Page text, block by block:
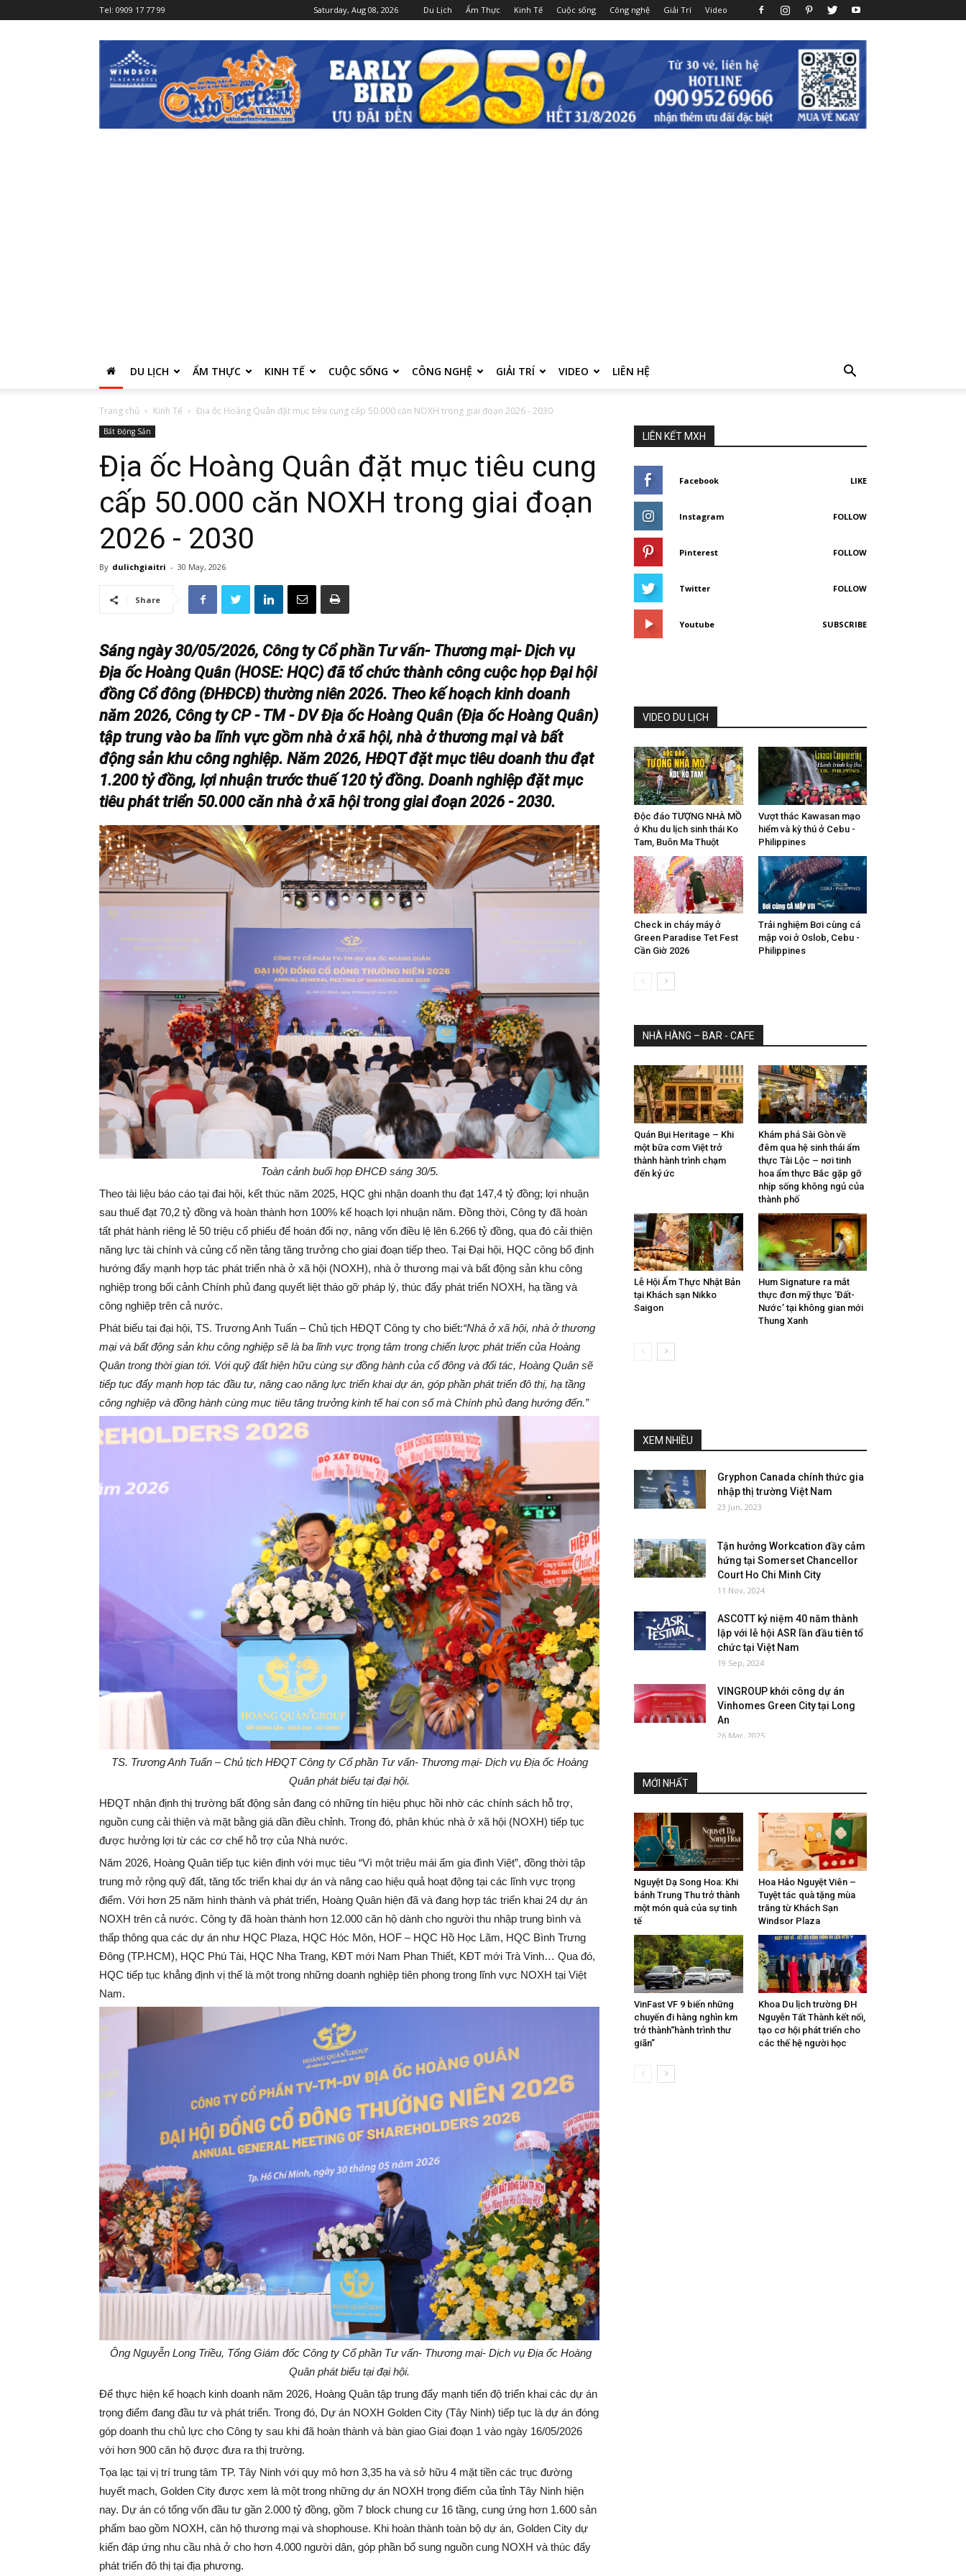
Saturday, Aug 08, 2026 Du Lịch Ẩm Thực Kinh Tế Cuộc sống Công nghệ Giải Trí Video
Tel: 0909 17 77 99
Dulichgiaitri
DU LỊCH ẨM THỰC KINH TẾ CUỘC SỐNG CÔNG NGHỆ GIẢI TRÍ VIDEO LIÊN HỆ
Trang chủ Kinh Tế Địa ốc Hoàng Quân đặt mục tiêu cung cấp 50.000 căn NOXH trong giai đoạn 2026 - 2030
Bất Động Sản
Địa ốc Hoàng Quân đặt mục tiêu cung
cấp 50.000 căn NOXH trong giai đoạn
2026 - 2030
By dulichgiaitri - 30 May, 2026
Share
Sáng ngày 30/05/2026, Công ty Cổ phần Tư vấn- Thương mại- Dịch vụ
Địa ốc Hoàng Quân (HOSE: HQC) đã tổ chức thành công cuộc họp Đại hội
đồng Cổ đông (ĐHĐCĐ) thường niên 2026. Theo kế hoạch kinh doanh
năm 2026, Công ty CP - TM - DV Địa ốc Hoàng Quân (Địa ốc Hoàng Quân)
tập trung vào ba lĩnh vực gồm nhà ở xã hội, nhà ở thương mại và bất
động sản khu công nghiệp. Năm 2026, HĐQT đặt mục tiêu doanh thu đạt
1.200 tỷ đồng, lợi nhuận trước thuế 120 tỷ đồng. Doanh nghiệp đặt mục
tiêu phát triển 50.000 căn nhà ở xã hội trong giai đoạn 2026 - 2030.
Toàn cảnh buổi họp ĐHCĐ sáng 30/5.
Theo tài liệu báo cáo tại đai hội, kết thúc năm 2025, HQC ghi nhận doanh thu đạt 147,4 tỷ đồng; lợi nhuận
sau thuế đạt 70,2 tỷ đồng và hoàn thành hơn 100% kế hoạch lợi nhuận năm. Đồng thời, Công ty đã hoàn
tất phát hành riêng lẻ 50 triệu cổ phiếu để hoán đổi nợ, nâng vốn điều lệ lên 6.266 tỷ đồng, qua đó cải thiện
năng lực tài chính và củng cố nền tảng tăng trưởng cho giai đoạn tiếp theo. Tại Đại hội, HQC công bố định
hướng đẩy mạnh hợp tác phát triển nhà ở xã hội (NOXH), nhà ở thương mại và bất động sản khu công
nghiệp trong bối cảnh Chính phủ đang quyết liệt tháo gỡ pháp lý, thúc đẩy phát triển NOXH, hạ tầng và
công nghiệp trên cả nước.
Phát biểu tại đại hội, TS. Trương Anh Tuấn – Chủ tịch HĐQT Công ty cho biết:“Nhà ở xã hội, nhà ở thương
mại và bất động sản khu công nghiệp sẽ là ba lĩnh vực trọng tâm trong chiến lược phát triển của Hoàng
Quân trong thời gian tới. Với quỹ đất hiện hữu cùng sự đồng hành của cổ đông và đối tác, Hoàng Quân sẽ
tiếp tục đẩy mạnh hợp tác đầu tư, nâng cao năng lực triển khai dự án, góp phần phát triển đô thị, hạ tầng
công nghiệp và đồng hành cùng mục tiêu tăng trưởng kinh tế hai con số mà Chính phủ đang hướng đến.”
TS. Trương Anh Tuấn – Chủ tịch HĐQT Công ty Cổ phần Tư vấn- Thương mại- Dịch vụ Địa ốc Hoàng
Quân phát biểu tại đại hội.
HĐQT nhận định thị trường bất động sản đang có những tín hiệu phục hồi nhờ các chính sách hỗ trợ,
nguồn cung cải thiện và mặt bằng giá dần điều chỉnh. Trong đó, phân khúc nhà ở xã hội (NOXH) tiếp tục
được hưởng lợi từ các cơ chế hỗ trợ của Nhà nước.
Năm 2026, Hoàng Quân tiếp tục kiên định với mục tiêu “Vì một triệu mái ấm gia đình Việt”, đồng thời tập
trung mở rộng quỹ đất, tăng tốc triển khai dự án và nâng cao hiệu quả hoạt động tại các lĩnh vực trọng
điểm. Với hơn 25 năm hình thành và phát triển, Hoàng Quân hiện đã và đang hợp tác triển khai 24 dự án
NOXH trên cả nước. Công ty đã hoàn thành hơn 12.000 căn hộ dành cho người thu nhập trung bình và
thấp thông qua các dự án như HQC Plaza, HQC Hóc Môn, HOF – HQC Hồ Học Lãm, HQC Bình Trưng
Đông (TP.HCM), HQC Phú Tài, HQC Nha Trang, KĐT mới Nam Phan Thiết, KĐT mới Trà Vinh… Qua đó,
HQC tiếp tục khẳng định vị thế là một trong những doanh nghiệp tiên phong trong lĩnh vực NOXH tại Việt
Nam.
Ông Nguyễn Long Triều, Tổng Giám đốc Công ty Cổ phần Tư vấn- Thương mại- Dịch vụ Địa ốc Hoàng
Quân phát biểu tại đại hội.
Để thực hiện kế hoạch kinh doanh năm 2026, Hoàng Quân tập trung đẩy mạnh tiến độ triển khai các dự án
trọng điểm đang đầu tư và phát triển. Trong đó, Dự án NOXH Golden City (Tây Ninh) tiếp tục là dự án đóng
góp doanh thu chủ lực cho Công ty sau khi đã hoàn thành và bàn giao Giai đoạn 1 vào ngày 16/05/2026
với hơn 900 căn hộ được đưa ra thị trường.
Tọa lạc tại vị trí trung tâm TP. Tây Ninh với quy mô hơn 3,35 ha và sở hữu 4 mặt tiền các trục đường
huyết mạch, Golden City được xem là một trong những dự án NOXH trọng điểm của tỉnh Tây Ninh hiện
nay. Dự án có tổng vốn đầu tư gần 2.000 tỷ đồng, gồm 7 block chung cư 16 tầng, cung ứng hơn 1.600 sản
phẩm bao gồm NOXH, căn hộ thương mại và shophouse. Khi hoàn thành toàn bộ dự án, Golden City dự
kiến đáp ứng nhu cầu nhà ở cho hơn 4.000 người dân, góp phần bổ sung nguồn cung NOXH và thúc đẩy
phát triển đô thị tại địa phương.
LIÊN KẾT MXH
Facebook LIKE
Instagram FOLLOW
Pinterest FOLLOW
Twitter FOLLOW
Youtube SUBSCRIBE
VIDEO DU LỊCH
Độc đáo TƯỢNG NHÀ MỒ
ở Khu du lịch sinh thái Ko
Tam, Buôn Ma Thuột
Vượt thác Kawasan mạo
hiểm và kỳ thú ở Cebu -
Philippines
Check in cháy máy ở
Green Paradise Tet Fest
Cần Giờ 2026
Trải nghiệm Bơi cùng cá
mập voi ở Oslob, Cebu -
Philippines
NHÀ HÀNG – BAR - CAFE
Quán Bụi Heritage – Khi
một bữa cơm Việt trở
thành hành trình chạm
đến ký ức
Khám phá Sài Gòn về
đêm qua hệ sinh thái ẩm
thực Tài Lộc – nơi tinh
hoa ẩm thực Bắc gặp gỡ
nhịp sống không ngủ của
thành phố
Lễ Hội Ẩm Thực Nhật Bản
tại Khách sạn Nikko
Saigon
Hum Signature ra mắt
thực đơn mỹ thực ‘Đất-
Nước’ tại không gian mới
Thung Xanh
XEM NHIỀU
Gryphon Canada chính thức gia
nhập thị trường Việt Nam
23 Jun, 2023
Tận hưởng Workcation đầy cảm
hứng tại Somerset Chancellor
Court Ho Chi Minh City
11 Nov, 2024
ASCOTT kỷ niệm 40 năm thành
lập với lễ hội ASR lần đầu tiên tổ
chức tại Việt Nam
19 Sep, 2024
VINGROUP khởi công dự án
Vinhomes Green City tại Long
An
26 Mar, 2025
MỚI NHẤT
Nguyệt Dạ Song Hoa: Khi
bánh Trung Thu trở thành
một món quà của sự tinh
tế
Hoa Hảo Nguyệt Viên –
Tuyệt tác quà tặng mùa
trăng từ Khách Sạn
Windsor Plaza
VinFast VF 9 biến những
chuyến đi hàng nghìn km
trở thành“hành trình thư
giãn”
Khoa Du lịch trường ĐH
Nguyễn Tất Thành kết nối,
tạo cơ hội phát triển cho
các thế hệ người học